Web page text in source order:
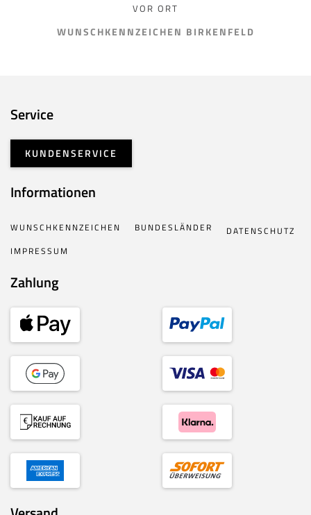
VOR ORT
WUNSCHKENNZEICHEN BIRKENFELD
Service
KUNDENSERVICE
Informationen
WUNSCHKENNZEICHEN BUNDESLÄNDER
DATENSCHUTZ
IMPRESSUM
Zahlung